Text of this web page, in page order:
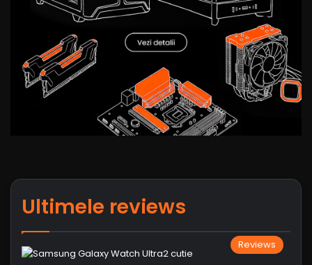
Ultimele reviews
Reviews